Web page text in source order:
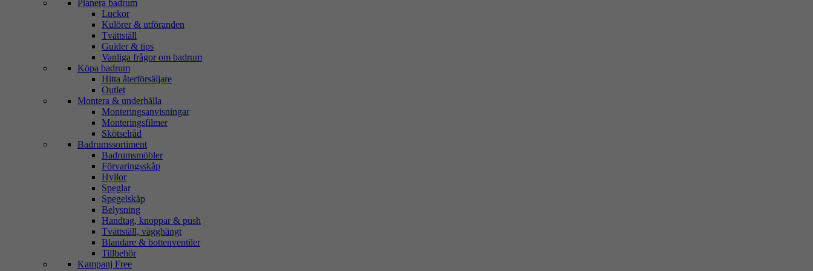
Planera badrum
Luckor
Kulörer & utföranden
Tvättställ
Guider & tips
Vanliga frågor om badrum
Köpa badrum
Hitta återförsäljare
Outlet
Montera & underhålla
Monteringsanvisningar
Monteringsfilmer
Skötselråd
Badrumssortiment
Badrumsmöbler
Förvaringsskåp
Hyllor
Speglar
Spegelskåp
Belysning
Handtag, knoppar & push
Tvättställ, vägghängt
Blandare & bottenventiler
Tillbehör
Kampanj Free